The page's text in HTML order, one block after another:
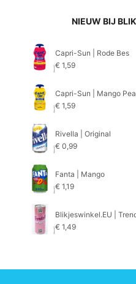
NIEUW BIJ
Capri-Sun | Rode Bes
€ 1,59
Capri-Sun | Mango
€ 1,59
Rivella | Original
€ 0,99
Fanta | Mango
€ 1,19
Blikjeswinkel.EU |
€ 1,49